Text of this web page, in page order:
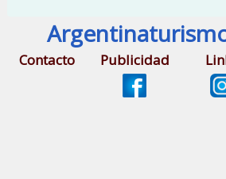
Contacto Publicidad